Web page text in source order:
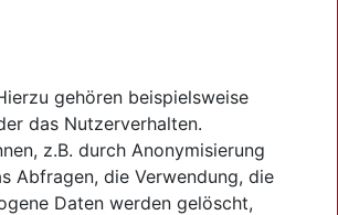
gehören beispielsweise
das Nutzerverhalten.
z.B. durch Anonymisierung
Abfragen, die Verwendung, die
Daten werden gelöscht,